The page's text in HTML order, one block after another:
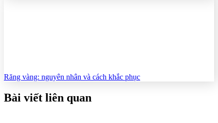
Răng vàng: nguyên nhân và cách khắc phục
Bài viết liên quan